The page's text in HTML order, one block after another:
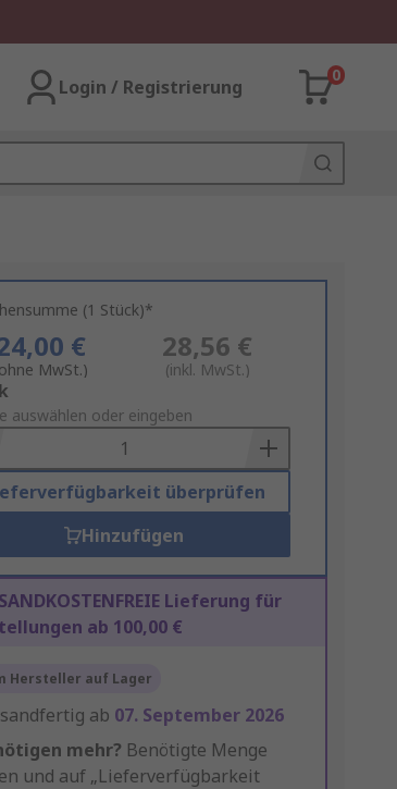
Login / Registrierung
0
(1 Stück)*
€
MwSt.)
28,56 €
(inkl. MwSt.)
auswählen oder eingeben
überprüfen
Hinzufügen
Lieferung für
ab 100,00 €
Hersteller auf Lager
ab 07. September 2026
mehr? Benötigte Menge
und auf „Lieferverfügbarkeit